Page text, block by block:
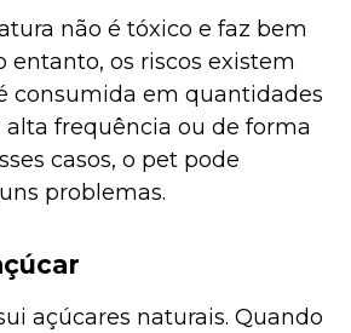
não é tóxico e faz bem
entanto, os riscos existem
consumida em quantidades
alta frequência ou de forma
casos, o pet pode
problemas.
açúcares naturais. Quando